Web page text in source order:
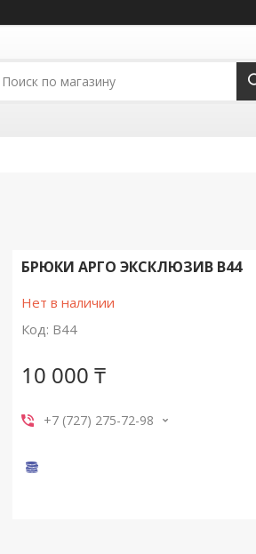
БРЮКИ АРГО ЭКСКЛЮЗИВ В44
Нет в наличии
Код: В44
10 000 ₸
+7 (727) 275-72-98